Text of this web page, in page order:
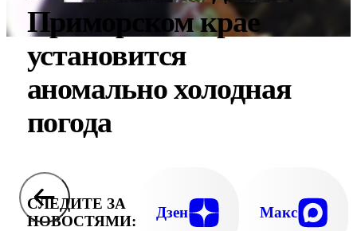
Приморском крае
установится
аномально холодная
погода
СЛЕДИТЕ ЗА
НОВОСТЯМИ:
Дзен Макс